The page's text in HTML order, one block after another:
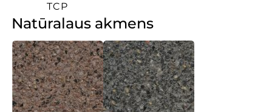
TCP
Natūralaus akmens